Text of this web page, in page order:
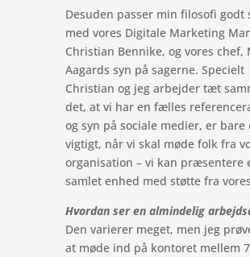
Desuden passer min filosofi godt
med vores Digitale Marketing
Christian Bennike, og vores chef,
Aagards syn på sagerne. Specielt
Christian og jeg arbejder tæt
det, at vi har en fælles
og syn på sociale medier, er bare
vigtigt, når vi skal møde folk fra
organisation – vi kan præsentere
samlet enhed med støtte fra
Hvordan ser en almindelig
Den varierer meget, men jeg
at møde ind på kontoret mellem